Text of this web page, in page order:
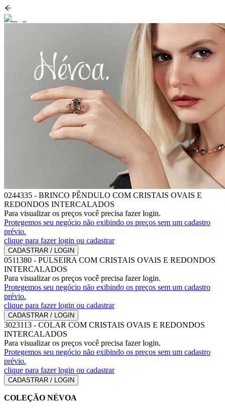
0244335 - BRINCO PÊNDULO COM CRISTAIS OVAIS E
REDONDOS INTERCALADOS
Para visualizar os preços você precisa fazer login.
Protegemos seu negócio não exibindo os preços sem um cadastro
prévio.
clique para fazer login ou cadastrar
CADASTRAR / LOGIN
0511380 - PULSEIRA COM CRISTAIS OVAIS E REDONDOS
INTERCALADOS
Para visualizar os preços você precisa fazer login.
Protegemos seu negócio não exibindo os preços sem um cadastro
prévio.
clique para fazer login ou cadastrar
CADASTRAR / LOGIN
3023113 - COLAR COM CRISTAIS OVAIS E REDONDOS
INTERCALADOS
Para visualizar os preços você precisa fazer login.
Protegemos seu negócio não exibindo os preços sem um cadastro
prévio.
clique para fazer login ou cadastrar
CADASTRAR / LOGIN
COLEÇÃO NÉVOA